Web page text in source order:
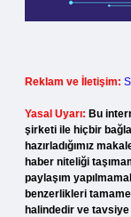
Reklam ve İletişim:
Yasal Uyarı: Bu
şirketi ile hiçbir
hazırladığımız
haber niteliği
paylaşım
benzerlikleri
halindedir ve